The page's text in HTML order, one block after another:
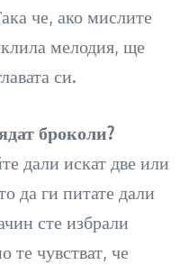
че, ако мислите
мелодия, ще
си.
броколи?
дали искат две или
да ги питате дали
сте избрали
те чувстват, че